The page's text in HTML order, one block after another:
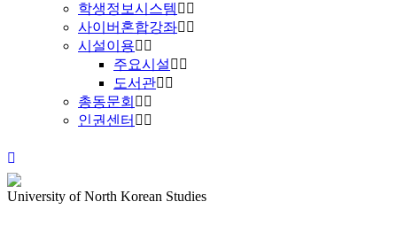
학생정보시스템
사이버혼합강좌
시설이용
주요시설
도서관
총동문회
인권센터
University of North Korean Studies